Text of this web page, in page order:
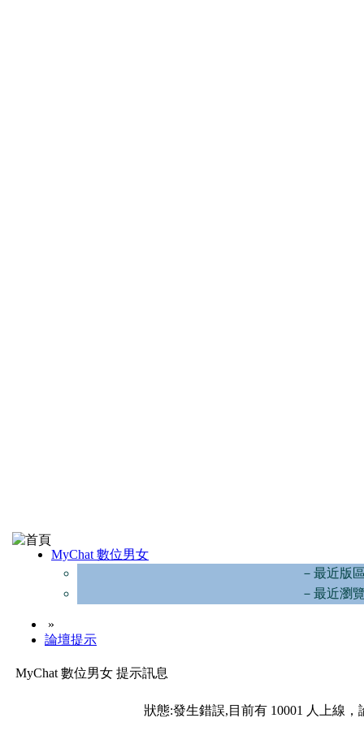
MyChat 數位男女
－最近版
－最近瀏
»
論壇提示
MyChat 數位男女 提示訊息
狀態:發生錯誤,目前有 10001 人上線